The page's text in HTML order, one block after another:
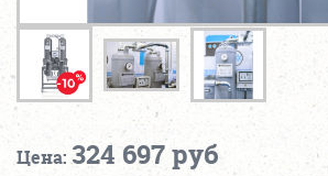
Цена:324 697 руб